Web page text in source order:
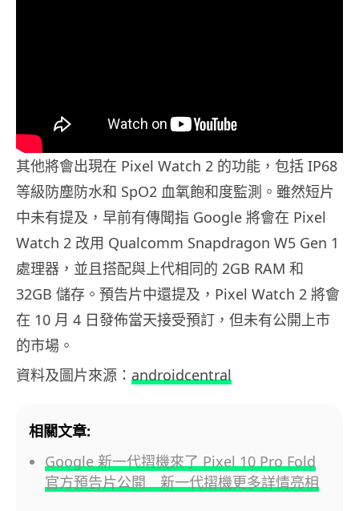
其他將會出現在 Pixel Watch 2 的功能，包括 IP68
等級防塵防水和 SpO2 血氧飽和度監測。雖然短片
中未有提及，早前有傳聞指 Google 將會在 Pixel
Watch 2 改用 Qualcomm Snapdragon W5 Gen 1
處理器，並且搭配與上代相同的 2GB RAM 和
32GB 儲存。預告片中還提及，Pixel Watch 2 將會
在 10 月 4 日發佈當天接受預訂，但未有公開上市
的市場。
資料及圖片來源： androidcentral
相關文章:
Google 新一代摺機來了 Pixel 10 Pro Fold
官方預告片公開 新一代摺機更多詳情亮相